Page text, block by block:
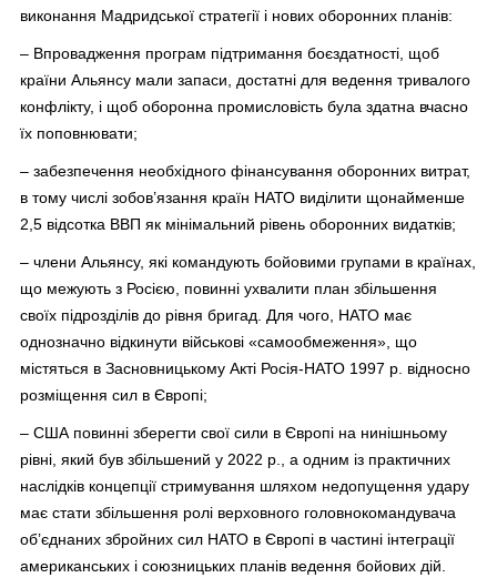
виконання Мадридської стратегії і нових оборонних планів:
– Впровадження програм підтримання боєздатності, щоб
країни Альянсу мали запаси, достатні для ведення тривалого
конфлікту, і щоб оборонна промисловість була здатна вчасно
їх поповнювати;
– забезпечення необхідного фінансування оборонних витрат,
в тому числі зобов’язання країн НАТО виділити щонайменше
2,5 відсотка ВВП як мінімальний рівень оборонних видатків;
– члени Альянсу, які командують бойовими групами в країнах,
що межують з Росією, повинні ухвалити план збільшення
своїх підрозділів до рівня бригад. Для чого, НАТО має
однозначно відкинути військові «самообмеження», що
містяться в Засновницькому Акті Росія-НАТО 1997 р. відносно
розміщення сил в Європі;
– США повинні зберегти свої сили в Європі на нинішньому
рівні, який був збільшений у 2022 р., а одним із практичних
наслідків концепції стримування шляхом недопущення удару
має стати збільшення ролі верховного головнокомандувача
об’єднаних збройних сил НАТО в Європі в частині інтеграції
американських і союзницьких планів ведення бойових дій.